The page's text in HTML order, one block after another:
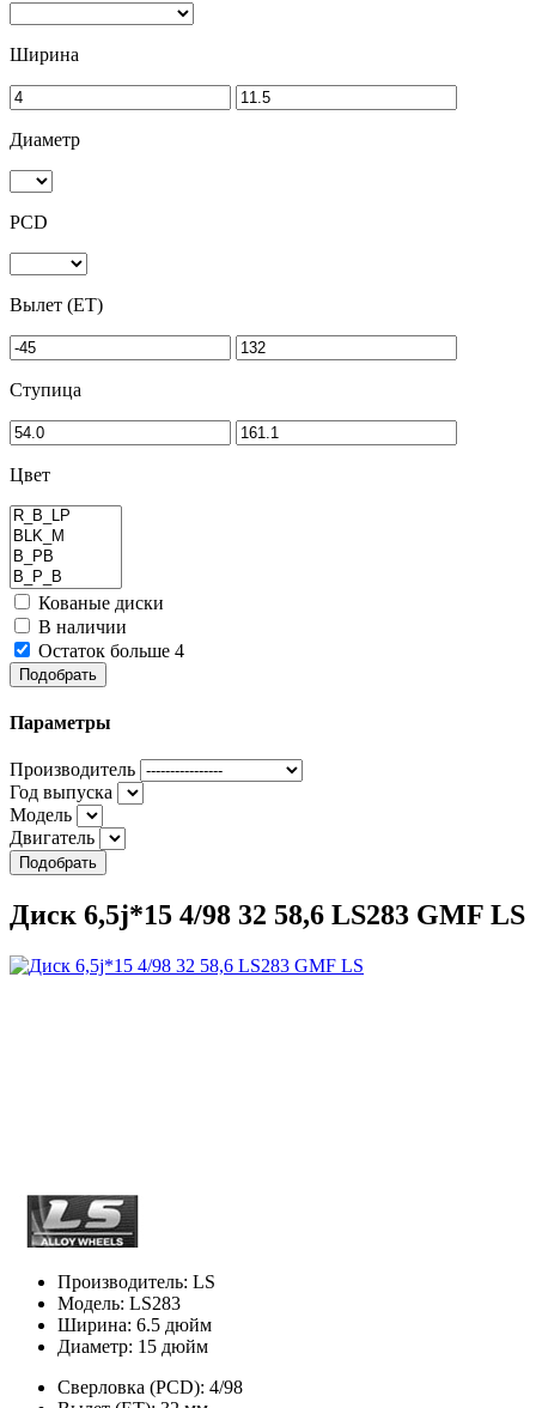
Ширина
Диаметр
PCD
Вылет (ET)
Ступица
Цвет
Кованые диски
В наличии
Остаток больше 4
Подобрать
Параметры
Производитель
Год выпуска
Модель
Двигатель
Подобрать
Диск 6,5j*15 4/98 32 58,6 LS283 GMF LS
Производитель: LS
Модель: LS283
Ширина: 6.5 дюйм
Диаметр: 15 дюйм
Сверловка (PCD): 4/98